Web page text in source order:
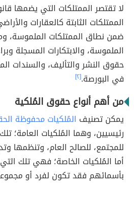
لا تقتصر الممتلكات التي يضمها
الممتلكات الثابتة كالعقارات
ضمن نطاق الممتلكات الملموسة،
الملموسة، والابتكارات المسجلة
حقوق النشر والتأليف، والسندات
في البورصة.[٢]
من أهم أنواع حقوق المُلكية
يمكن تصنيف المُلكيات محفوظة
رئيسيين، وهما المُلكيات العامة؛
للمجتمع، للصالح العام، وتنظمها
أما المُلكيات الخاصة؛ فهي تلك
بأسمائهم فقد تكون لفرد أو